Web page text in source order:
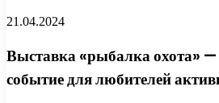
21.04.2024
Выставка «рыбалка охота»
событие для любителей